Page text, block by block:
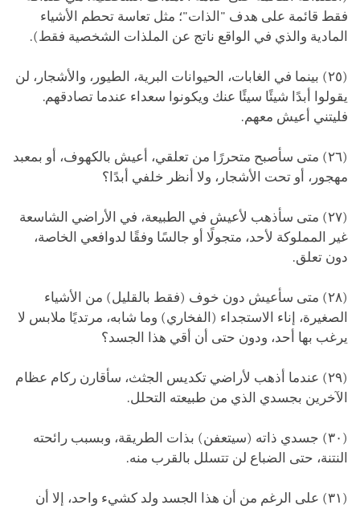
فقط قائمة على هدف "الذات"؛ مثل تعاسة تحطم الأشياء
المادية والذي في الواقع ناتج عن الملذات الشخصية فقط).
(٢٥) بينما في الغابات، الحيوانات البرية، الطيور، والأشجار، لن
يقولوا أبدًا شيئًا سيئًا عنك ويكونوا سعداء عندما تصادقهم.
فليتني أعيش معهم.
(٢٦) متى سأصبح متحررًا من تعلقي، أعيش بالكهوف، أو بمعبد
مهجور، أو تحت الأشجار، ولا أنظر خلفي أبدًا؟
(٢٧) متى سأذهب لأعيش في الطبيعة، في الأراضي الشاسعة
غير المملوكة لأحد، متجولًا أو جالسًا وفقًا لدوافعي الخاصة،
دون تعلق.
(٢٨) متى سأعيش دون خوف (فقط بالقليل) من الأشياء
الصغيرة، إناء الاستجداء (الفخاري) وما شابه، مرتديًا ملابس لا
يرغب بها أحد، ودون حتى أن أقي هذا الجسد؟
(٢٩) عندما أذهب لأراضي تكديس الجثث، سأقارن ركام عظام
الآخرين بجسدي الذي من طبيعته التحلل.
(٣٠) جسدي ذاته (سيتعفن) بذات الطريقة، وبسبب رائحته
النتنة، حتى الضباع لن تتسلل بالقرب منه.
(٣١) على الرغم من أن هذا الجسد ولد كشيء واحد، إلا أن